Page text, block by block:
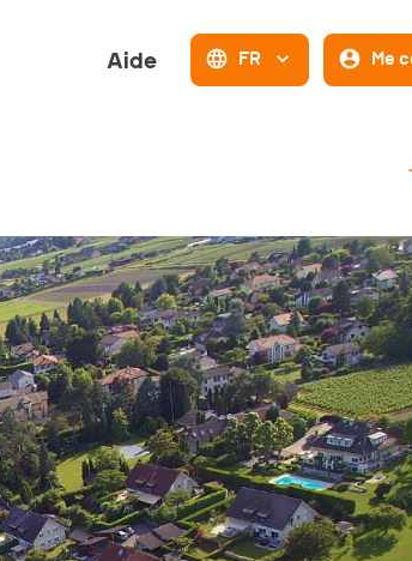
Aide FR Me